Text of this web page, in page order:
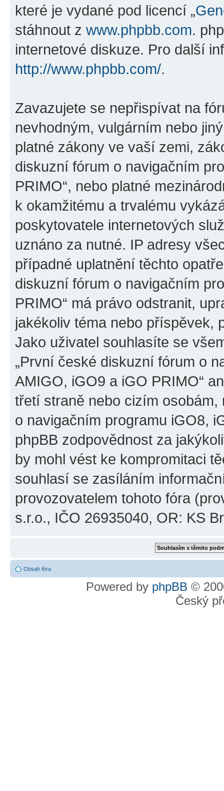
které je vydané pod licencí „
stáhnout z www.phpbb.com.
internetové diskuze. Pro další
http://www.phpbb.com/.
Zavazujete se nepřispívat na
nevhodným, vulgárním nebo
platné zákony ve vaší zemi,
diskuzní fórum o navigačním
PRIMO“, nebo platné
k okamžitému a trvalému
poskytovatele internetových
uznáno za nutné. IP adresy
případné uplatnění těchto
diskuzní fórum o navigačním
PRIMO“ má právo odstranit,
jakékoliv téma nebo příspěvek,
Jako uživatel souhlasíte se
„První české diskuzní fórum o
AMIGO, iGO9 a iGO PRIMO“
třetí straně nebo cizím
o navigačním programu iGO8,
phpBB zodpovědnost za
by mohl vést ke kompromitaci
souhlasí se zasíláním
provozovatelem tohoto fóra
s.r.o., IČO 26935040, OR: KS
Obsah fóra
Powered by phpBB ©
Český